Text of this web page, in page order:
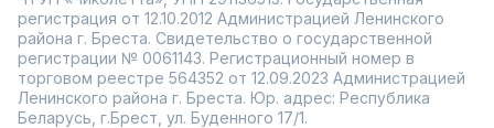
регистрация от 12.10.2012 Администрацией Ленинского
района г. Бреста. Свидетельство о государственной
регистрации № 0061143. Регистрационный номер в
торговом реестре 564352 от 12.09.2023 Администрацией
Ленинского района г. Бреста. Юр. адрес: Республика
Беларусь, г.Брест, ул. Буденного 17/1.